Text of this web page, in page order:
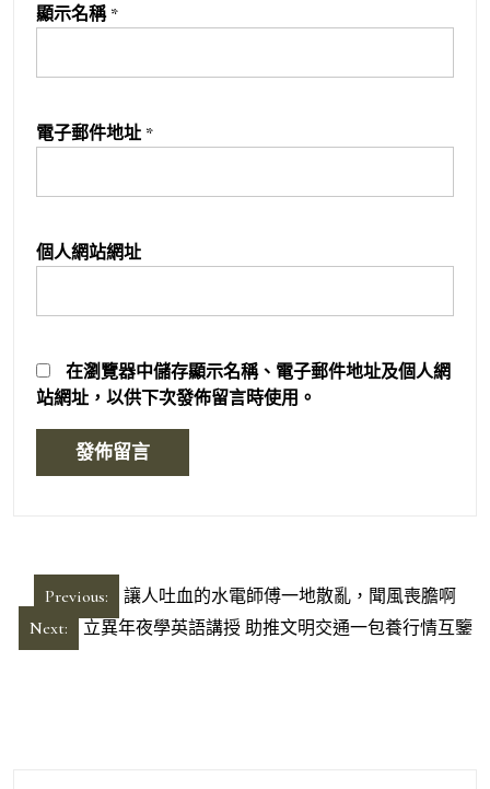
顯示名稱 *
電子郵件地址 *
個人網站網址
在瀏覽器中儲存顯示名稱、電子郵件地址及個人網
站網址，以供下次發佈留言時使用。
章
導
Previous:
讓人吐血的水電師傅一地散亂，聞風喪膽啊
Next:
立異年夜學英語講授 助推文明交通一包養行情互鑒